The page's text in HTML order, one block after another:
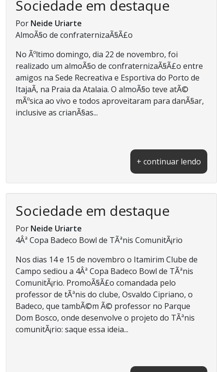
Sociedade em destaque
Por Neide Uriarte
AlmoÃ§o de confraternizaÃ§Ã£o
No Ãºltimo domingo, dia 22 de novembro, foi
realizado um almoÃ§o de confraternizaÃ§Ã£o entre
amigos na Sede Recreativa e Esportiva do Porto de
ItajaÃ­, na Praia da Atalaia. O almoÃ§o teve atÃ©
mÃºsica ao vivo e todos aproveitaram para danÃ§ar,
inclusive as crianÃ§as...
+ continuar lendo
Sociedade em destaque
Por Neide Uriarte
4Âª Copa Badeco Bowl de TÃªnis ComunitÃ¡rio
Nos dias 14 e 15 de novembro o Itamirim Clube de
Campo sediou a 4Âª Copa Badeco Bowl de TÃªnis
ComunitÃ¡rio. PromoÃ§Ã£o comandada pelo
professor de tÃªnis do clube, Osvaldo Cipriano, o
Badeco, que tambÃ©m Ã© professor no Parque
Dom Bosco, onde desenvolve o projeto do TÃªnis
comunitÃ¡rio: saque essa ideia...